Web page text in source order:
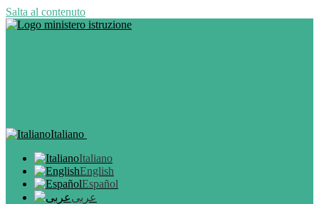
Salta al contenuto
Italiano
Italiano
English
Español
عربى